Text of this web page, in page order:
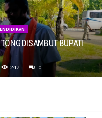
DISAMBUT BUPATI
247 0